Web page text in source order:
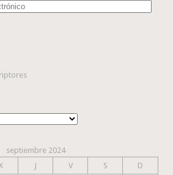
septiembre 2024
J V S
D